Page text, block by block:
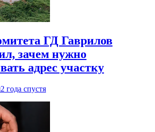
ГД Гаврилов
зачем нужно
адрес участку
2 года спустя